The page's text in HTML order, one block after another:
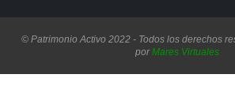
© Patrimonio Activo 2022 - Todos los derechos
porMares Virtuales